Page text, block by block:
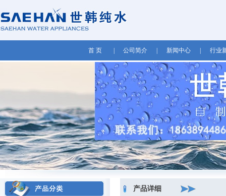
首 页 公司简介 新闻中心 行业
产品详细